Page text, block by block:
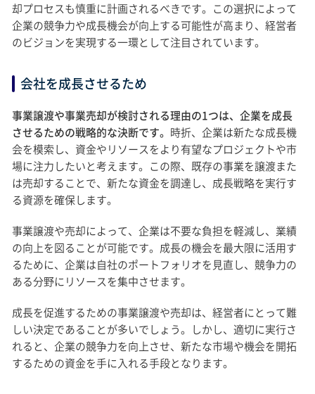
却プロセスも慎重に計画されるべきです。この選択によって
企業の競争力や成長機会が向上する可能性が高まり、経営者
のビジョンを実現する一環として注目されています。
会社を成長させるため
事業譲渡や事業売却が検討される理由の1つは、企業を成長
させるための戦略的な決断です。 時折、企業は新たな成長機
会を模索し、資金やリソースをより有望なプロジェクトや市
場に注力したいと考えます。この際、既存の事業を譲渡また
は売却することで、新たな資金を調達し、成長戦略を実行す
る資源を確保します。
事業譲渡や売却によって、企業は不要な負担を軽減し、業績
の向上を図ることが可能です。成長の機会を最大限に活用す
るために、企業は自社のポートフォリオを見直し、競争力の
ある分野にリソースを集中させます。
成長を促進するための事業譲渡や売却は、経営者にとって難
しい決定であることが多いでしょう。しかし、適切に実行さ
れると、企業の競争力を向上させ、新たな市場や機会を開拓
するための資金を手に入れる手段となります。